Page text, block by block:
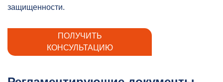
защищенности.
ПОЛУЧИТЬ
КОНСУЛЬТАЦИЮ